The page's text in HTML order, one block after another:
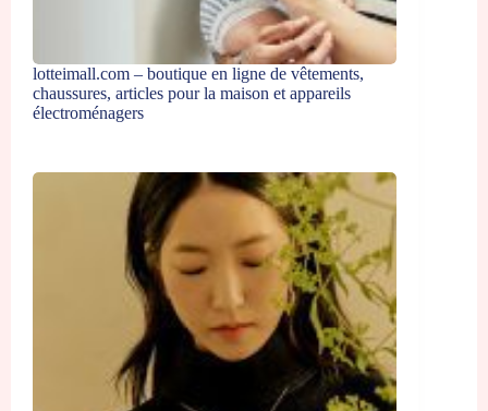
lotteimall.com – boutique en ligne de vêtements,
chaussures, articles pour la maison et appareils
électroménagers